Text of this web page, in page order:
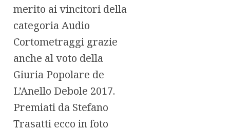
merito ai vincitori della
categoria Audio
Cortometraggi grazie
anche al voto della
Giuria Popolare de
L’Anello Debole 2017.
Premiati da Stefano
Trasatti ecco in foto